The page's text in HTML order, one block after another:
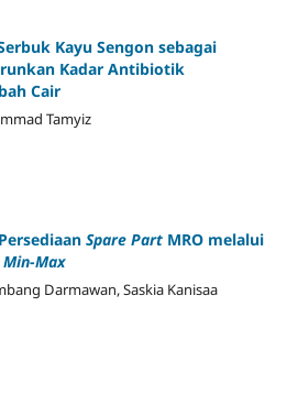
Kayu Sengon sebagai
Kadar Antibiotik
Cair
Tamyiz
Spare PartMRO melalui
Min-Max
Darmawan, Saskia Kanisaa